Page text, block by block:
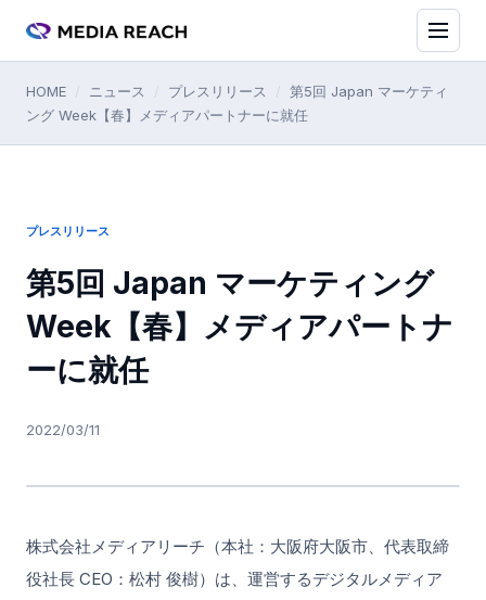
HOME ニュース プレスリリース
第5回 Japan マーケティ
ング Week【春】メディアパートナーに就任
プレスリリース
第5回 Japan マーケティング
Week【春】メディアパートナ
ーに就任
2022/03/11
株式会社メディアリーチ（本社：大阪府大阪市、代表取締
役社長 CEO：松村 俊樹）は、運営するデジタルメディア